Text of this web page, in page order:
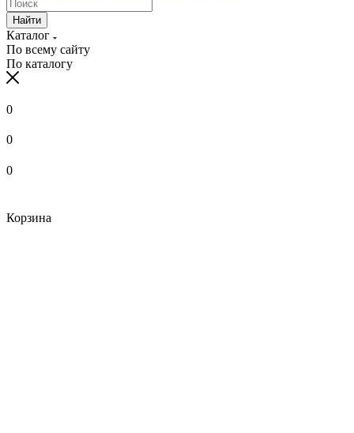
Найти
Каталог
По всему сайту
По каталогу
0
0
0
Корзина